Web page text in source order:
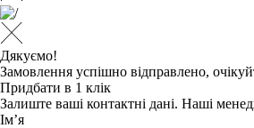
Дякуємо!
Замовлення успішно відправлено,
Придбати в 1 клік
Залиште ваші контактні дані. Наші
Ім’я